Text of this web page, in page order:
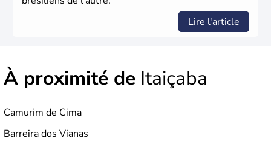
Lire l'article
À proximité de Itaiçaba
Camurim de Cima
Barreira dos Vianas